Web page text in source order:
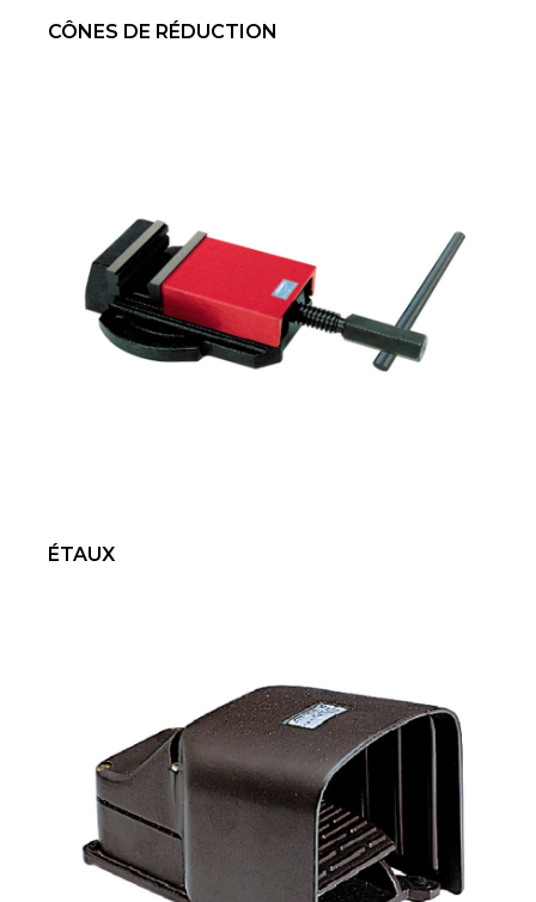
CÔNES DE RÉDUCTION
ÉTAUX